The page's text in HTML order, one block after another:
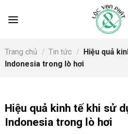
Trang chủ / Tin tức / Hiệu quả
Indonesia trong lò hơi
Hiệu quả kinh tế khi sử
Indonesia trong lò hơi